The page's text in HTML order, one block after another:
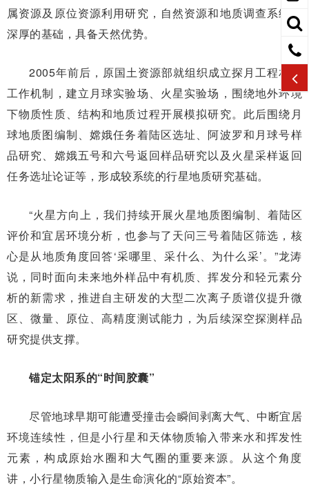
属资源及原位资源利用研究，自然资源和地质调查系统有
深厚的基础，具备天然优势。
2005年前后，原国土资源部就组织成立探月工程相关
工作机制，建立月球实验场、火星实验场，围绕地外环境
下物质性质、结构和地质过程开展模拟研究。此后围绕月
球地质图编制、嫦娥任务着陆区选址、阿波罗和月球号样
品研究、嫦娥五号和六号返回样品研究以及火星采样返回
任务选址论证等，形成较系统的行星地质研究基础。
“火星方向上，我们持续开展火星地质图编制、着陆区
评价和宜居环境分析，也参与了天问三号着陆区筛选，核
心是从地质角度回答‘采哪里、采什么、为什么采’。”龙涛
说，同时面向未来地外样品中有机质、挥发分和轻元素分
析的新需求，推进自主研发的大型二次离子质谱仪提升微
区、微量、原位、高精度测试能力，为后续深空探测样品
研究提供支撑。
锚定太阳系的“时间胶囊”
尽管地球早期可能遭受撞击会瞬间剥离大气、中断宜居
环境连续性，但是小行星和天体物质输入带来水和挥发性
元素，构成原始水圈和大气圈的重要来源。从这个角度
讲，小行星物质输入是生命演化的“原始资本”。